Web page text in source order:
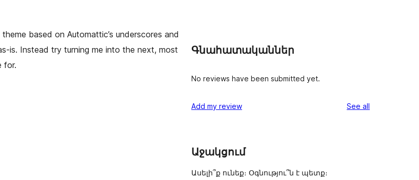
based on Automattic’s underscores and
is. Instead try turning me into the next, most
for.
Գնահատականներ
No reviews have been submitted yet.
Add my review See all
Աջակցում
Ասելի՞ք ունեք։ Օգնությու՞ն է պետք։